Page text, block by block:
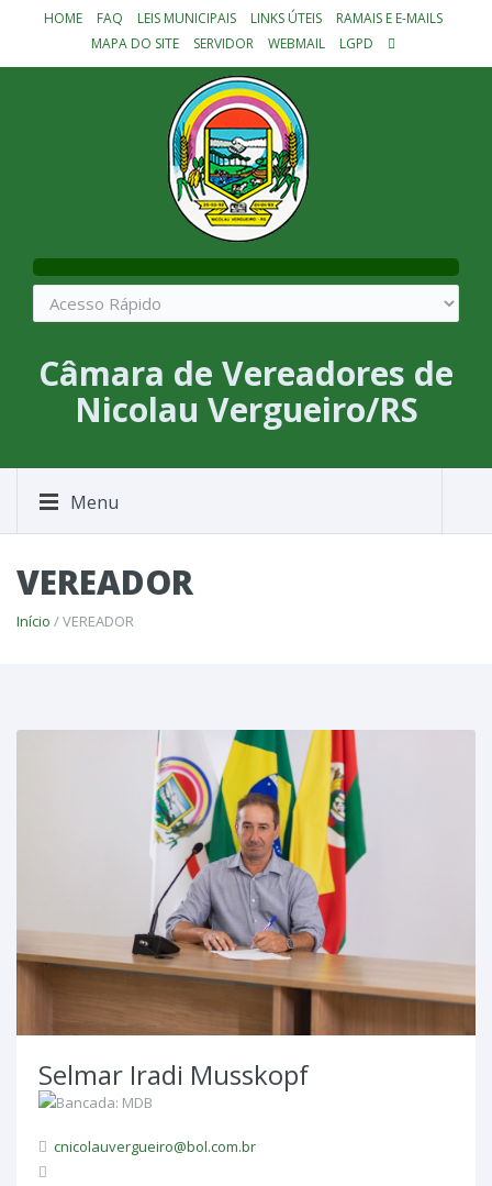
HOME FAQ LEIS MUNICIPAIS LINKS ÚTEIS
RAMAIS E E-MAILS
MAPA DO SITE
SERVIDOR WEBMAIL LGPD
Câmara de Vereadores de
Nicolau Vergueiro/RS
Menu
VEREADOR
Início / VEREADOR
Selmar Iradi Musskopf
cnicolauvergueiro@bol.com.br